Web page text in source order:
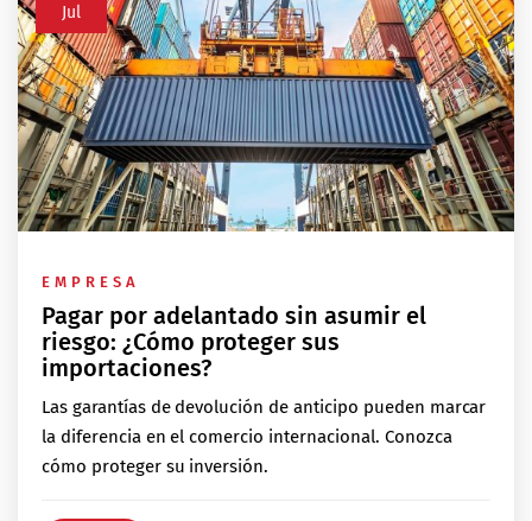
Jul
EMPRESA
Pagar por adelantado sin asumir el
riesgo: ¿Cómo proteger sus
importaciones?
Las garantías de devolución de anticipo pueden marcar
la diferencia en el comercio internacional. Conozca
cómo proteger su inversión.